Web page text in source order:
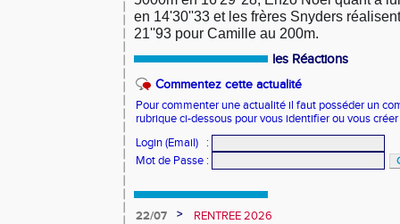
en 14'30''33 et les frères Snyders
21''93 pour Camille au 200m.
les Réactions
Commentez cette actualité
Pour commenter une actualité il faut posséder un
rubrique ci-dessous pour vous identifier ou vous
Login (Email)
:
Mot de Passe :
22/07 >
RENTREE 2026